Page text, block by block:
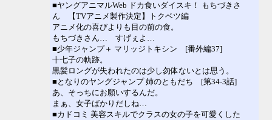
■ヤングアニマルWeb ドカ食いダイスキ！ もちづきさ
ん 【TVアニメ製作決定】トクベツ編
アニメ化の喜びよりも目の前の食。
もちづきさん… すげぇよ…
■少年ジャンプ＋ マリッジトキシン [番外編37]
十七子の軌跡。
黒髪ロングが失われたのは少し勿体ないとは思う。
■となりのヤングジャンプ 姉のともだち [第34-3話]
あ、そっちにお願いするんだ。
まぁ、女子ばかりだしね…
■カドコミ 美容スキルでクラスの女の子を可愛くした